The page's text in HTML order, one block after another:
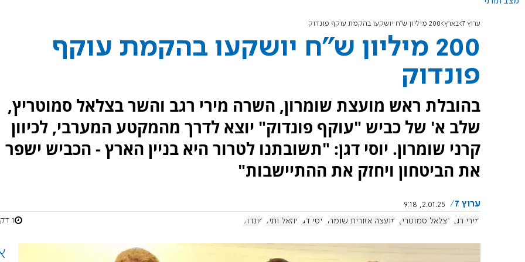
ערוץ 7 בארץ 200 מיליון ש"ח יושקעו בהקמת עוקף פונדוק
200 מיליון ש"ח יושקעו בהקמת עוקף
פונדוק
בהובלת ראש מועצת שומרון, השרה מירי רגב והשר בצלאל סמוטריץ,
שלב א' של כביש "עוקף פונדוק" יוצא לדרך מהמקטע המערבי, לכיוון
קרני שומרון. יוסי דגן: "תשובתנו לטרור היא בניין הארץ - הכביש ישפר
את הביטחון ויחזק את ההתיישבות"
ערוץ 7
2.01.25, 9:18
מירי רגב בצלאל סמוטריץ' מועצה אזורית שומרון יוסי דגן עוזאל ותיק פונדוק 1 דקות